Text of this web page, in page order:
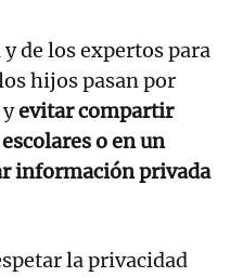
de los expertos para
hijos pasan por
yevitar compartir
o en un
información privada
la privacidad